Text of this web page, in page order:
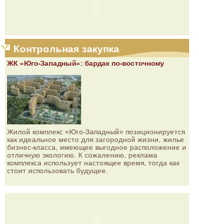
Контрольная закупка
ЖК «Юго-Западный»: бардак по-восточному
Жилой комплекс «Юго-Западный» позиционируется
как идеальное место для загородной жизни, жилье
бизнес-класса, имеющее выгодное расположение и
отличную экологию. К сожалению, реклама
комплекса использует настоящее время, тогда как
стоит использовать будущее.